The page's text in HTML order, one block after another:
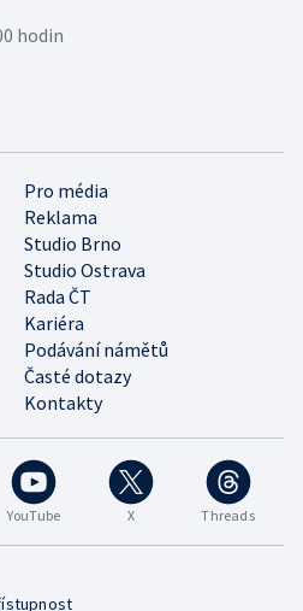
YouTube X Threads
Pro média
Reklama
Studio Brno
Studio Ostrava
Rada ČT
Kariéra
Podávání námětů
Časté dotazy
Kontakty
hodin